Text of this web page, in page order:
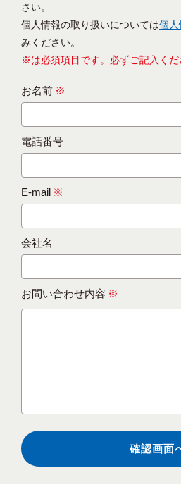
さい。
個人情報の取り扱いについては個人
みください。
※は必須項目です。必ずご記入くだ
お名前 ※
電話番号
E-mail ※
会社名
お問い合わせ内容 ※